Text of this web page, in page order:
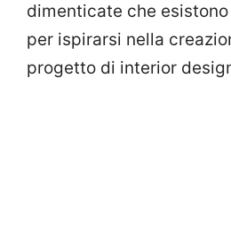
dimenticate che
per ispirarsi nella
progetto di interior